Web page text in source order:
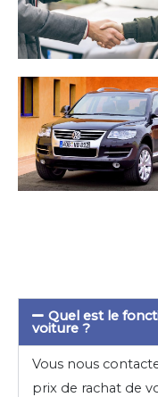
Quel est le
voiture ?
Vous nous
prix de rachat de